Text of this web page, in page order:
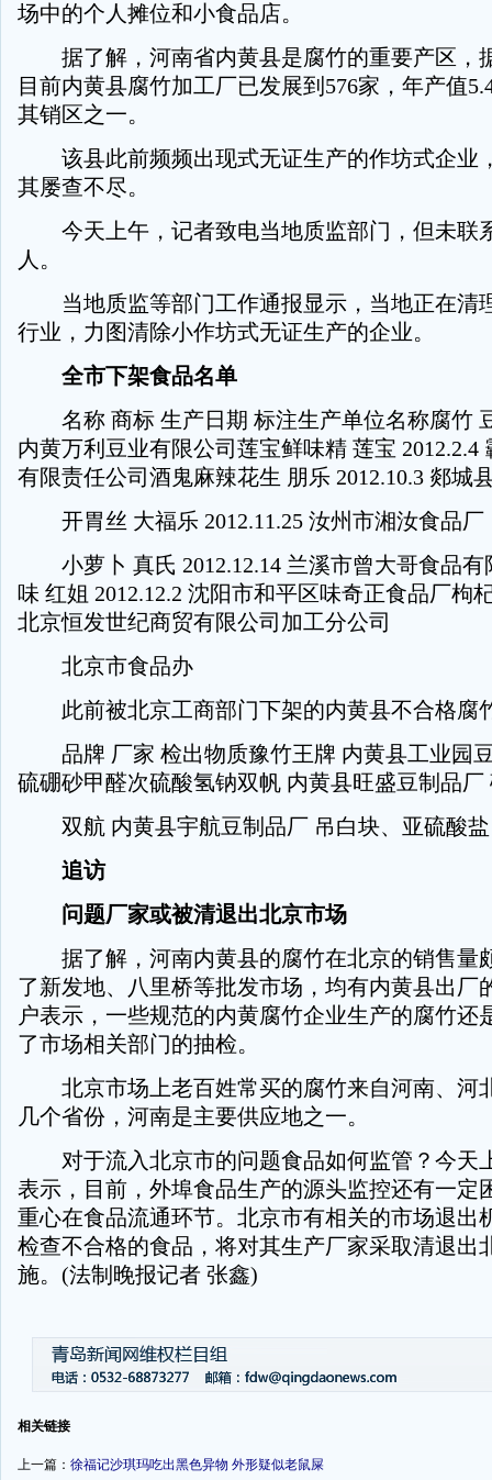
场中的个人摊位和小食品店。
据了解，河南省内黄县是腐竹的重要产区，
目前内黄县腐竹加工厂已发展到576家，年产值
其销区之一。
该县此前频频出现式无证生产的作坊式企业
其屡查不尽。
今天上午，记者致电当地质监部门，但未联
人。
当地质监等部门工作通报显示，当地正在清
行业，力图清除小作坊式无证生产的企业。
全市下架食品名单
名称 商标 生产日期 标注生产单位名称腐竹
内黄万利豆业有限公司莲宝鲜味精 莲宝 2012.2.4
有限责任公司酒鬼麻辣花生 朋乐 2012.10.3 郯城
开胃丝 大福乐 2012.11.25 汝州市湘汝食品厂
小萝卜 真氏 2012.12.14 兰溪市曾大哥食品有
味 红姐 2012.12.2 沈阳市和平区味奇正食品厂枸
北京恒发世纪商贸有限公司加工分公司
北京市食品办
此前被北京工商部门下架的内黄县不合格腐
品牌 厂家 检出物质豫竹王牌 内黄县工业园
硫硼砂甲醛次硫酸氢钠双帆 内黄县旺盛豆制品厂
双航 内黄县宇航豆制品厂 吊白块、亚硫酸盐
追访
问题厂家或被清退出北京市场
据了解，河南内黄县的腐竹在北京的销售量
了新发地、八里桥等批发市场，均有内黄县出厂
户表示，一些规范的内黄腐竹企业生产的腐竹还
了市场相关部门的抽检。
北京市场上老百姓常买的腐竹来自河南、河
几个省份，河南是主要供应地之一。
对于流入北京市的问题食品如何监管？今天
表示，目前，外埠食品生产的源头监控还有一定
重心在食品流通环节。北京市有相关的市场退出
检查不合格的食品，将对其生产厂家采取清退出
施。(法制晚报记者 张鑫)
相关链接
上一篇： 徐福记沙琪玛吃出黑色异物 外形疑似老鼠屎